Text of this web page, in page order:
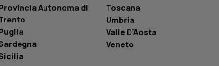
Autonoma di
Toscana
Umbria
Valle D’Aosta
Veneto
per mantenere
incorporati
del sito web sta
di
traccia
incorporati
del sito web sta
di